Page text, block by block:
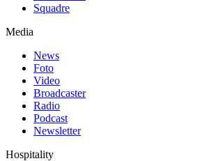
Squadre
Media
News
Foto
Video
Broadcaster
Radio
Podcast
Newsletter
Hospitality